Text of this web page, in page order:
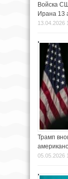
Войска
Ирана 13
13.04.2026
Трамп
05.05.2026